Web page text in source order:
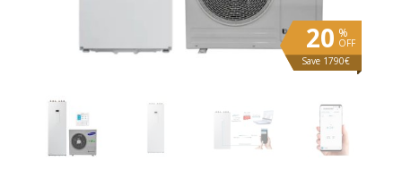
%
OFF
20
Save 1790€